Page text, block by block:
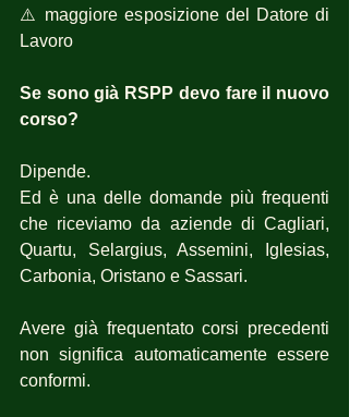
⚠️ maggiore esposizione del Datore di
Lavoro
Se sono già RSPP devo fare il nuovo
corso?
Dipende.
Ed è una delle domande più frequenti
che riceviamo da aziende di Cagliari,
Quartu, Selargius, Assemini, Iglesias,
Carbonia, Oristano e Sassari.
Avere già frequentato corsi precedenti
non significa automaticamente essere
conformi.